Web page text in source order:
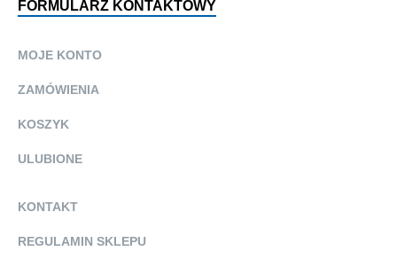
FORMULARZ KONTAKTOWY
MOJE KONTO
ZAMÓWIENIA
KOSZYK
ULUBIONE
KONTAKT
REGULAMIN SKLEPU